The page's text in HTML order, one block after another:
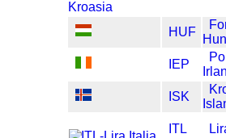
HUF
IEP
ISK
ITL